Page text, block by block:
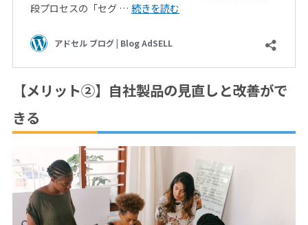
【メリット②】自社製品の見直しと改善がで
きる